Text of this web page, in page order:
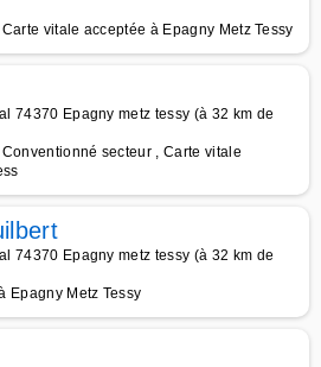
vitale acceptée à Epagny Metz Tessy
74370 Epagny metz tessy (à 32 km de
secteur , Carte vitale
74370 Epagny metz tessy (à 32 km de
Epagny Metz Tessy